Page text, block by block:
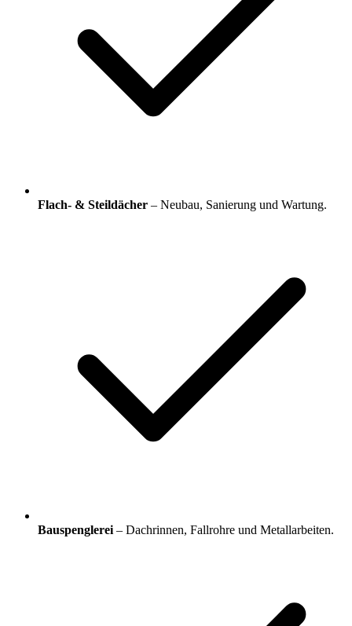
Flach- & Steildächer – Neubau, Sanierung und Wartung.
Bauspenglerei – Dachrinnen, Fallrohre und Metallarbeiten.